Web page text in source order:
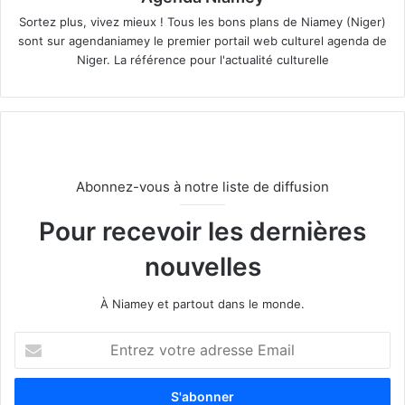
Sortez plus, vivez mieux ! Tous les bons plans de Niamey (Niger)
sont sur agendaniamey le premier portail web culturel agenda de
Niger. La référence pour l'actualité culturelle
Abonnez-vous à notre liste de diffusion
Pour recevoir les dernières
nouvelles
À Niamey et partout dans le monde.
t